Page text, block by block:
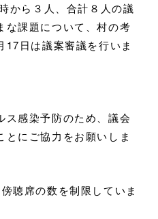
から３人、合計８人の議
な課題について、村の考
17日は議案審議を行いま
感染予防のため、議会
とにご協力をお願いしま
席の数を制限していま